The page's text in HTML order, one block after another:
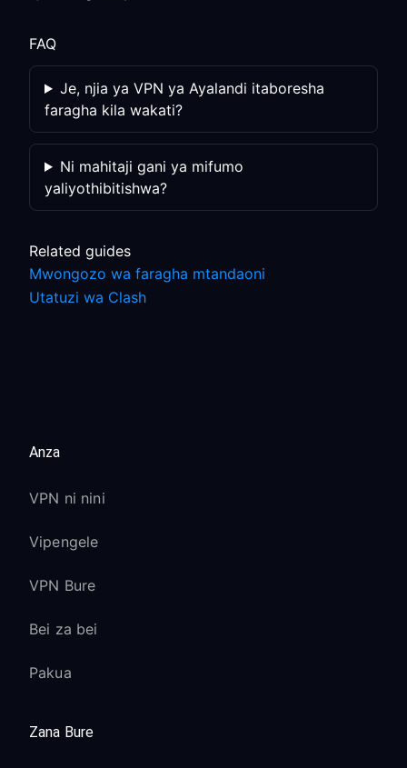
FAQ
Je, njia ya VPN ya Ayalandi itaboresha
faragha kila wakati?
Ni mahitaji gani ya mifumo
yaliyothibitishwa?
Related guides
Mwongozo wa faragha mtandaoni
Utatuzi wa Clash
Anza
VPN ni nini
Vipengele
VPN Bure
Bei za bei
Pakua
Zana Bure